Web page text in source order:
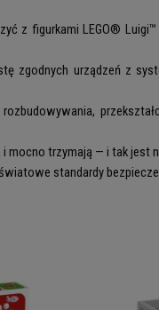
z figurkami LEGO® Luigi™
zgodnych urządzeń z
mocno trzymają — i tak jest
standardy